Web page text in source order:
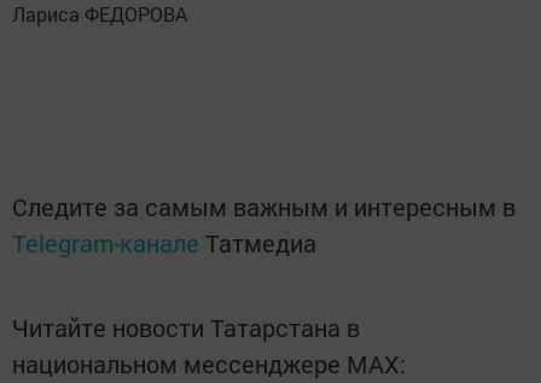
Лариса ФЕДОРОВА
Следите за самым важным и интересным в
Telegram-канале Татмедиа
Читайте новости Татарстана в
национальном мессенджере MАХ: